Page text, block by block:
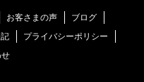
お客さまの声
ブログ
プライバシーポリシー